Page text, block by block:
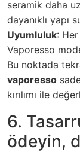
seramik daha
dayanıklı yapı
Uyumluluk:
Vaporesso
Bu noktada
vaporesso
kırılımı ile
6.
ödeyin,